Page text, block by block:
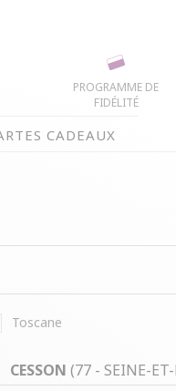
PROGRAMME DE
FIDÉLITÉ
CADEAUX
AUTOUR DE MOI
Toscane
CESSON (77 - SEINE-